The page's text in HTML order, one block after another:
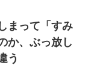
まって「すみ
か、ぶっ放し
う